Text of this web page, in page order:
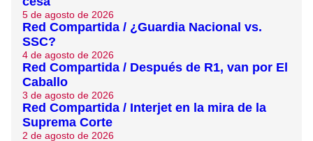
5 de agosto de 2026
Red Compartida / ¿Guardia Nacional vs.
SSC?
4 de agosto de 2026
Red Compartida / Después de R1, van por El
Caballo
3 de agosto de 2026
Red Compartida / Interjet en la mira de la
Suprema Corte
2 de agosto de 2026